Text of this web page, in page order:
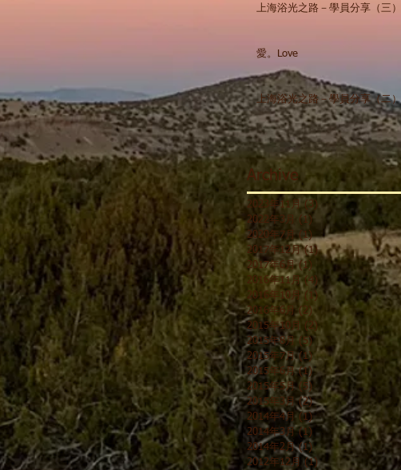
上海浴光之路－學員分享（三）
愛。Love
上海浴光之路－學員分享（二）
Archive
2023年11月 (3) 3 篇文章
2022年3月
(1) 1 篇文章
2020年7月 (1)1 篇文章
2017年12月 (1)1 篇文章
2017年6月 (1) 1 篇文章
2016年11月 (4) 4 篇文章
2016年10月
(1) 1 篇文章
2016年6月 (2) 2 篇文章
2015年10月
(2) 2 篇文章
2015年8月 (5)5 篇文章
2015年7月 (1)1 篇文章
2015年6月 (1)1 篇文章
2015年5月 (5) 5 篇文章
2015年3月
(2)2 篇文章
2014年4月 (1)1 篇文章
2014年3月 (1) 1 篇文章
2014年2月 (1)1 篇文章
2012年12月
(1)1 篇文章